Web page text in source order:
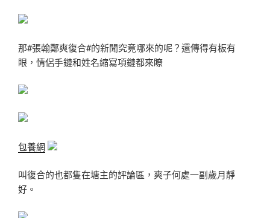
那#張翰鄭爽復合#的新聞究竟哪來的呢？還傳得有板有
眼，情侶手鏈和姓名縮寫項鏈都來瞭
包養網
叫復合的也都隻在塘主的評論區，爽子何處一副歲月靜
好。